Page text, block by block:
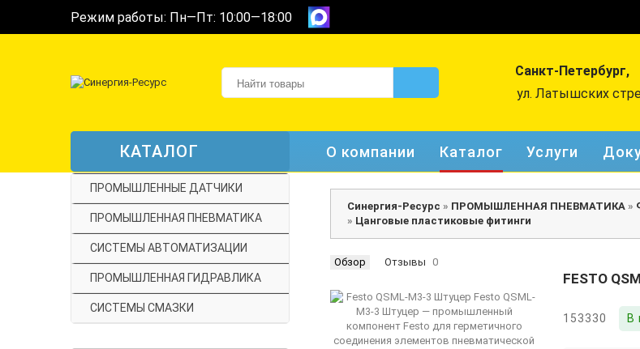
Режим работы: Пн—Пт: 10:00—18:00
Санкт-Петербург,
ул. Латышских
КАТАЛОГ О компании Каталог Услуги
ПРОМЫШЛЕННЫЕ ДАТЧИКИ
ПРОМЫШЛЕННАЯ ПНЕВМАТИКА
СИСТЕМЫ АВТОМАТИЗАЦИИ
ПРОМЫШЛЕННАЯ ГИДРАВЛИКА
СИСТЕМЫ СМАЗКИ
Синергия-Ресурс » ПРОМЫШЛЕННАЯ ПНЕВМАТИКА »
» Цанговые пластиковые фитинги
Обзор Отзывы 0
FESTO
153330 В